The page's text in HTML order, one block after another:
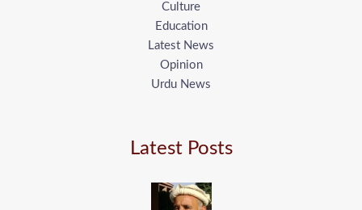
Culture
Education
Latest News
Opinion
Urdu News
Latest Posts